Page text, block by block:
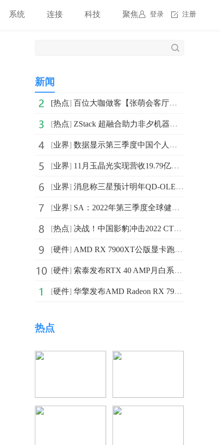
登录 注册
系统 连接 科技 聚焦
新闻
[热点] 百位大咖做客【张萌会客厅】视频号对谈聊新知洞见
[热点] ZStack 超融合助力非夕机器人构建智能“云大脑”
[业界] 数据显示第三季度中国个人电脑中的台式机和笔记本电脑的
[业界] 11月玉晶光实现营收19.79亿新台币 环比减少14.48%
[业界] 消息称三星预计明年QD-OLED电视的出货量将突破100万台大关
[业界] SA：2022年第三季度全球健身手环出货量连续第三个季度同
[热点] 决战！中国影豹冲击2022 CTCC总冠军
[硬件] AMD RX 7900XT公版显卡跑分曝光 性能低于预期
[硬件] 索泰发布RTX 40 AMP月白系列显卡 采用了创新的空气动力学设计
[硬件] 华擎发布AMD Radeon RX 7900系列显卡 配备最高24GB的
热点